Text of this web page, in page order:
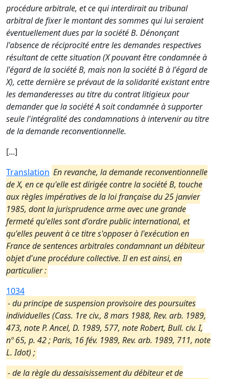
procédure arbitrale, et ce qui interdirait au tribunal
arbitral de fixer le montant des sommes qui lui seraient
éventuellement dues par la société B. Dénonçant
l'absence de réciprocité entre les demandes respectives
résultant de cette situation (X pouvant être condamnée à
l'égard de la société B, mais non la société B à l'égard de
X), cette dernière se prévaut de la solidarité existant entre
les demanderesses au titre du contrat litigieux pour
demander que la société A soit condamnée à supporter
seule l'intégralité des condamnations à intervenir au titre
de la demande reconventionnelle.
[...]
Translation En revanche, la demande reconventionnelle
de X, en ce qu'elle est dirigée contre la société B, touche
aux règles impératives de la loi française du 25 janvier
1985, dont la jurisprudence arme avec une grande
fermeté qu'elles sont d'ordre public international, et
qu'elles peuvent à ce titre s'opposer à l'exécution en
France de sentences arbitrales condamnant un débiteur
objet d'une procédure collective. Il en est ainsi, en
particulier :
1034
- du principe de suspension provisoire des poursuites
individuelles (Cass. 1re civ., 8 mars 1988, Rev. arb. 1989,
473, note P. Ancel, D. 1989, 577, note Robert, Bull. civ. I,
nº 65, p. 42 ; Paris, 16 fév. 1989, Rev. arb. 1989, 711, note
L. Idot) ;
- de la règle du dessaisissement du débiteur et de